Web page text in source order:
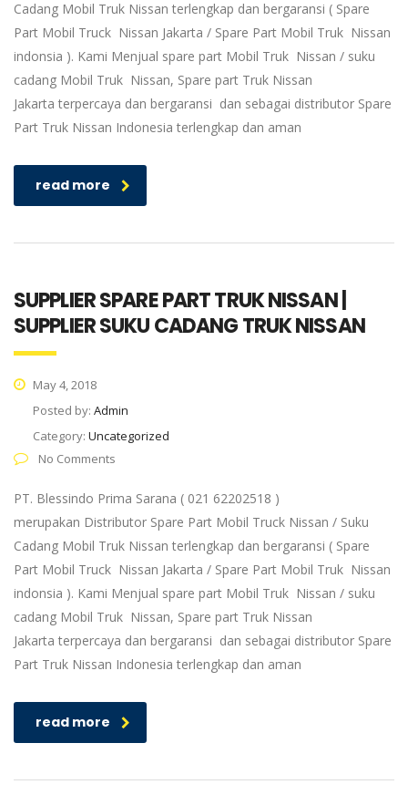
Cadang Mobil Truk Nissan terlengkap dan bergaransi ( Spare
Part Mobil Truck Nissan Jakarta / Spare Part Mobil Truk Nissan
indonsia ). Kami Menjual spare part Mobil Truk Nissan / suku
cadang Mobil Truk Nissan, Spare part Truk Nissan
Jakarta terpercaya dan bergaransi dan sebagai distributor Spare
Part Truk Nissan Indonesia terlengkap dan aman
read more
SUPPLIER SPARE PART TRUK NISSAN |
SUPPLIER SUKU CADANG TRUK NISSAN
May 4, 2018
Posted by: Admin
Category: Uncategorized
No Comments
PT. Blessindo Prima Sarana ( 021 62202518 )
merupakan Distributor Spare Part Mobil Truck Nissan / Suku
Cadang Mobil Truk Nissan terlengkap dan bergaransi ( Spare
Part Mobil Truck Nissan Jakarta / Spare Part Mobil Truk Nissan
indonsia ). Kami Menjual spare part Mobil Truk Nissan / suku
cadang Mobil Truk Nissan, Spare part Truk Nissan
Jakarta terpercaya dan bergaransi dan sebagai distributor Spare
Part Truk Nissan Indonesia terlengkap dan aman
read more